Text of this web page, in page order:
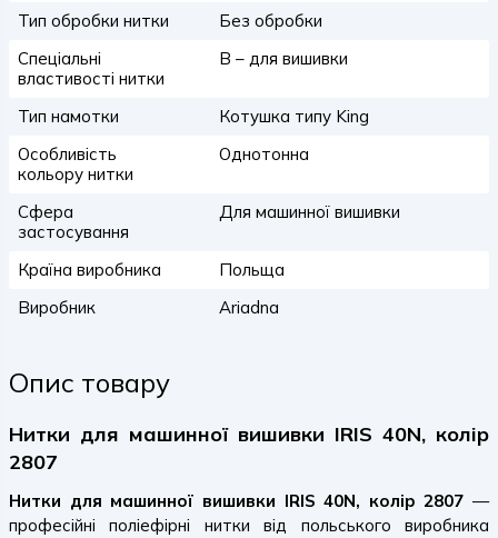
Тип обробки нитки
Без обробки
Спеціальні
властивості нитки
B – для вишивки
Тип намотки
Котушка типу King
Особливість
кольору нитки
Однотонна
Сфера
застосування
Для машинної вишивки
Країна виробника
Польща
Виробник
Ariadna
Опис товару
Нитки для машинної вишивки IRIS 40N, колір
2807
Нитки для машинної вишивки IRIS 40N, колір 2807 —
професійні поліефірні нитки від польського виробника